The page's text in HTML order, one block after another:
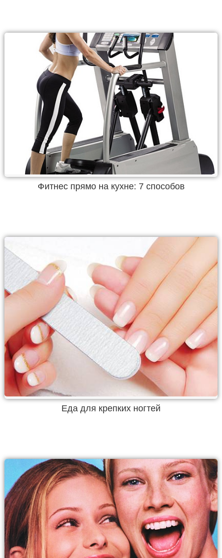
Фитнес прямо на кухне: 7 способов
Еда для крепких ногтей